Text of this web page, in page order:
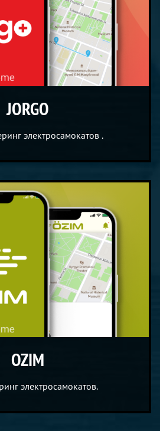
JORGO
электросамокатов .
OZIM
электросамокатов.